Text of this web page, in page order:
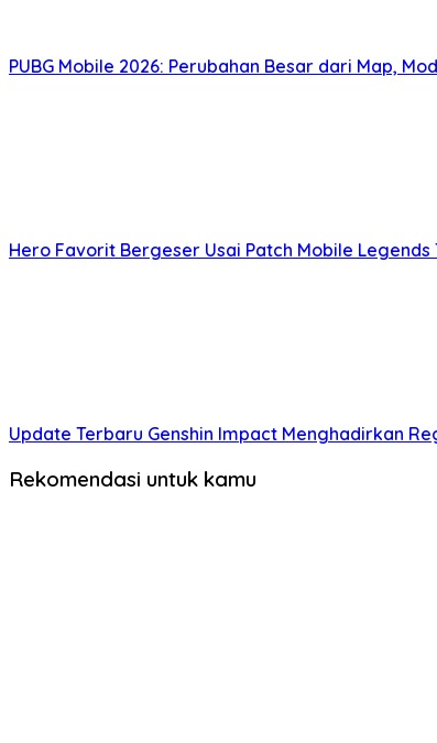
PUBG Mobile 2026: Perubahan Besar dari Map,
Hero Favorit Bergeser Usai Patch Mobile Legends
Update Terbaru Genshin Impact Menghadirkan
Rekomendasi untuk kamu